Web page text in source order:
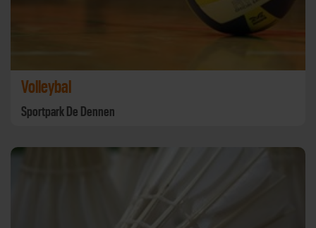
Volleybal
Sportpark De Dennen